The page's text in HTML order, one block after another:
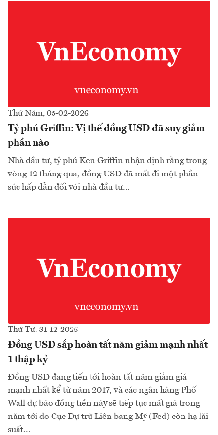
Thứ Năm, 05-02-2026
Tỷ phú Griffin: Vị thế đồng USD đã suy giảm
phần nào
Nhà đầu tư, tỷ phú Ken Griffin nhận định rằng trong
vòng 12 tháng qua, đồng USD đã mất đi một phần
sức hấp dẫn đối với nhà đầu tư...
Thứ Tư, 31-12-2025
Đồng USD sắp hoàn tất năm giảm mạnh nhất
1 thập kỷ
Đồng USD đang tiến tới hoàn tất năm giảm giá
mạnh nhất kể từ năm 2017, và các ngân hàng Phố
Wall dự báo đồng tiền này sẽ tiếp tục mất giá trong
năm tới do Cục Dự trữ Liên bang Mỹ (Fed) còn hạ lãi
suất...